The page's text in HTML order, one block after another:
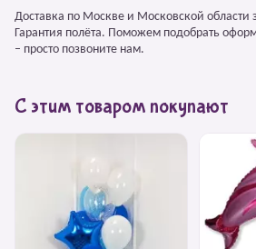
Доставка по Москве и Московской области
Гарантия полёта. Поможем подобрать
– просто позвоните нам.
С этим товаром покупают